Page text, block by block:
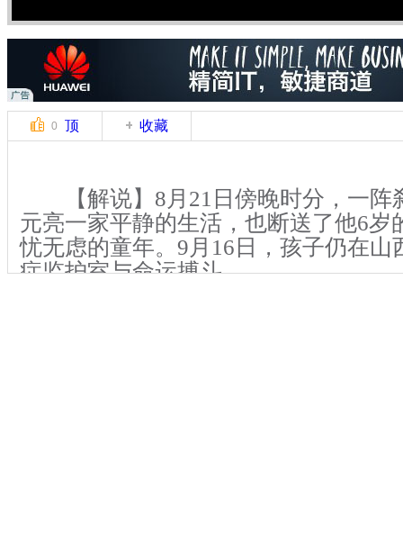
0 顶 收藏
【解说】8月21日傍晚时分，一阵
元亮一家平静的生活，也断送了他6岁
忧无虑的童年。9月16日，孩子仍在山
症监护室与命运搏斗。